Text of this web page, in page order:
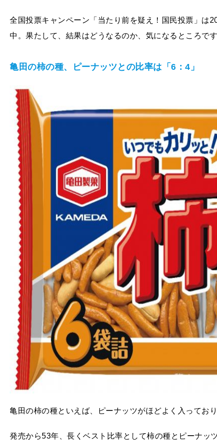
全国投票キャンペーン「当たり前を疑え！国民投票」は
中。果たして、結果はどうなるのか、気になるところで
亀田の柿の種、ピーナッツとの比率は「6：4」
亀田の柿の種といえば、ピーナッツがほどよく入ってお
発売から53年、長くベスト比率として柿の種とピーナ